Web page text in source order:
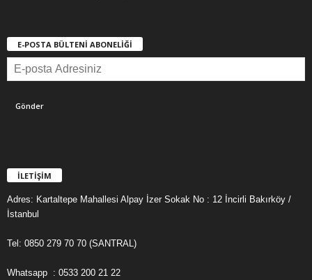
E-POSTA BÜLTENİ ABONELİĞİ
İLETİŞİM
Adres: Kartaltepe Mahallesi Alpay İzer Sokak No : 12 İncirli Bakırköy /
İstanbul
Tel: 0850 279 70 70 (SANTRAL)
Whatsapp : 0533 200 21 22